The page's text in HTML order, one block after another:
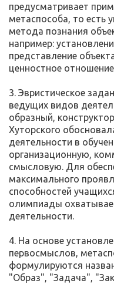
предусматривает
метаспособа, то есть
метода познания
например:
представление
ценностное
3. Эвристическое
ведущих видов
образный,
Хуторского
деятельности в
организационную,
смысловую. Для
максимального
способностей
олимпиады
деятельности.
4. На основе
первосмыслов,
формулируются
"Образ", "Задача",